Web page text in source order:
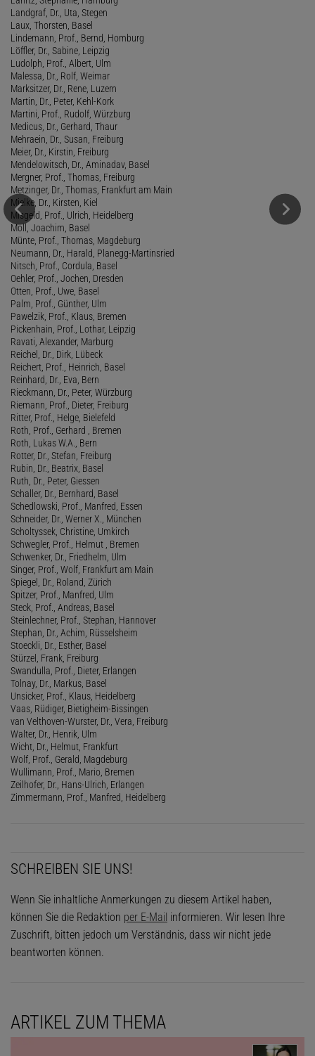
Landgraf, Dr., Uta, Stegen
Laux, Thorsten, Basel
Lindemann, Prof., Bernd, Homburg
Löffler, Dr., Sabine, Leipzig
Ludolph, Prof., Albert, Ulm
Malessa, Dr., Rolf, Weimar
Marksitzer, Dr., Rene, Luzern
Martin, Dr., Peter, Kehl-Kork
Martini, Prof., Rudolf, Würzburg
Medicus, Dr., Gerhard, Thaur
Mehraein, Dr., Susan, Freiburg
Meier, Dr., Kirstin, Freiburg
Mendelowitsch, Dr., Aminadav, Basel
Mergner, Prof., Thomas, Freiburg
Metzinger, Dr., Thomas, Frankfurt am Main
Mielke, Dr., Kirsten, Kiel
Misgeld, Prof., Ulrich, Heidelberg
Moll, Joachim, Basel
Münte, Prof., Thomas, Magdeburg
Neumann, Dr., Harald, Planegg-Martinsried
Nitsch, Prof., Cordula, Basel
Oehler, Prof., Jochen, Dresden
Otten, Prof., Uwe, Basel
Palm, Prof., Günther, Ulm
Pawelzik, Prof., Klaus, Bremen
Pickenhain, Prof., Lothar, Leipzig
Ravati, Alexander, Marburg
Reichel, Dr., Dirk, Lübeck
Reichert, Prof., Heinrich, Basel
Reinhard, Dr., Eva, Bern
Rieckmann, Dr., Peter, Würzburg
Riemann, Prof., Dieter, Freiburg
Ritter, Prof., Helge, Bielefeld
Roth, Prof., Gerhard , Bremen
Roth, Lukas W.A., Bern
Rotter, Dr., Stefan, Freiburg
Rubin, Dr., Beatrix, Basel
Ruth, Dr., Peter, Giessen
Schaller, Dr., Bernhard, Basel
Schedlowski, Prof., Manfred, Essen
Schneider, Dr., Werner X., München
Scholtyssek, Christine, Umkirch
Schwegler, Prof., Helmut , Bremen
Schwenker, Dr., Friedhelm, Ulm
Singer, Prof., Wolf, Frankfurt am Main
Spiegel, Dr., Roland, Zürich
Spitzer, Prof., Manfred, Ulm
Steck, Prof., Andreas, Basel
Steinlechner, Prof., Stephan, Hannover
Stephan, Dr., Achim, Rüsselsheim
Stoeckli, Dr., Esther, Basel
Stürzel, Frank, Freiburg
Swandulla, Prof., Dieter, Erlangen
Tolnay, Dr., Markus, Basel
Unsicker, Prof., Klaus, Heidelberg
Vaas, Rüdiger, Bietigheim-Bissingen
van Velthoven-Wurster, Dr., Vera, Freiburg
Walter, Dr., Henrik, Ulm
Wicht, Dr., Helmut, Frankfurt
Wolf, Prof., Gerald, Magdeburg
Wullimann, Prof., Mario, Bremen
Zeilhofer, Dr., Hans-Ulrich, Erlangen
Zimmermann, Prof., Manfred, Heidelberg
SCHREIBEN SIE UNS!
Wenn Sie inhaltliche Anmerkungen zu diesem Artikel haben,
können Sie die Redaktion per E-Mail informieren. Wir lesen Ihre
Zuschrift, bitten jedoch um Verständnis, dass wir nicht jede
beantworten können.
ARTIKEL ZUM THEMA